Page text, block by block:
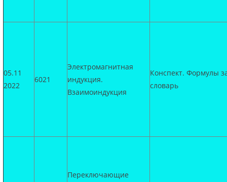
05.11
2022
6021
Электромагнитная
индукция.
Взаимоиндукция
Конспект. Формулы
словарь
Переключающие